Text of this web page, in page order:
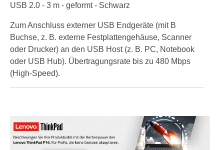
USB 2.0 - 3 m - geformt - Schwarz
Zum Anschluss externer USB Endgeräte (mit B
Buchse, z. B. externe Festplattengehäuse, Scanner
oder Drucker) an den USB Host (z. B. PC, Notebook
oder USB Hub). Übertragungsrate bis zu 480 Mbps
(High-Speed).